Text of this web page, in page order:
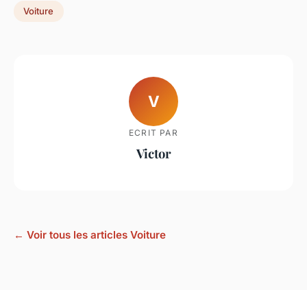
Voiture
V
ECRIT PAR
Victor
← Voir tous les articles Voiture